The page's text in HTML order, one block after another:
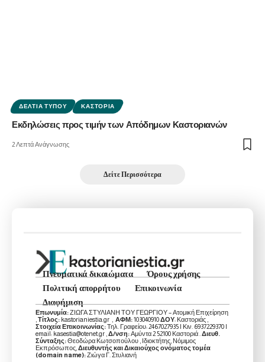
ΔΕΛΤΊΑ ΤΎΠΟΥ ΚΑΣΤΟΡΙΆ
Εκδηλώσεις προς τιμήν των Απόδημων Καστοριανών
2 Λεπτά Ανάγνωσης
Δείτε Περισσότερα
Πνευματικά δικαιώματα
Όρους χρήσης
Πολιτική απορρήτου
Επικοινωνία
Διαφήμιση
Επωνυμία:ΖΙΩΓΑ ΣΤΥΛΙΑΝΗ ΤΟΥ ΓΕΩΡΓΙΟΥ – Ατομική Επιχείρηση
Τίτλος: kastorianiestia.gr , ΑΦΜ:103040910ΔΟΥ: Καστοριάς ,
Στοιχεία Επικοινωνίας:Τηλ. Γραφείου: 2467027935 | Κιν. 6937229370 |
email: kasestia@otenet.gr , Δ/νση:Αμύντα 2 52100 Καστοριά . Διευθ.
Σύνταξης:Θεοδώρα Κωτσοπούλου , Ιδιοκτήτης, Νόμιμος
Εκπρόσωπος, Διευθυντής και Δικαιούχος ονόματος τομέα
(domain name):Ζιώγα Γ. Στυλιανή